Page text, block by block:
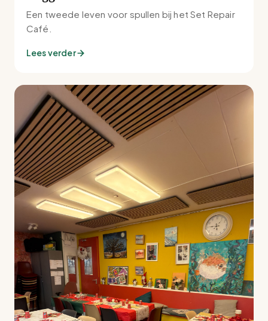
Een tweede leven voor spullen bij het Set Repair
Café.
Lees verder